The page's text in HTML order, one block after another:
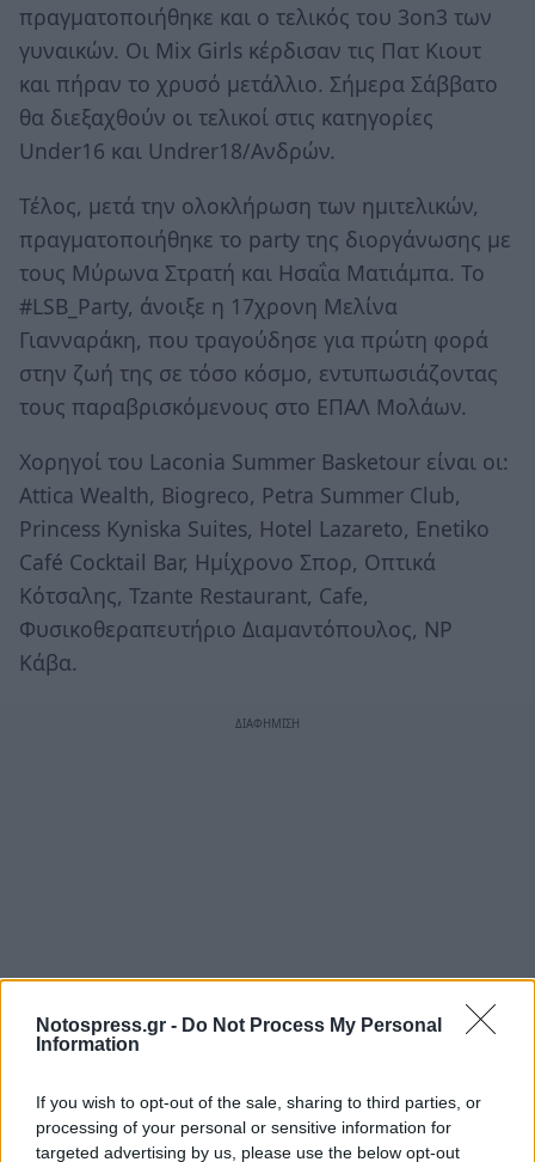
Notospress.gr - Do Not Process My Personal
Information
If you wish to opt-out of the sale, sharing to third parties, or
processing of your personal or sensitive information for
targeted advertising by us, please use the below opt-out
πραγματοποιήθηκε και ο τελικός του 3on3 των
γυναικών. Οι Mix Girls κέρδισαν τις Πατ Κιουτ
και πήραν το χρυσό μετάλλιο. Σήμερα Σάββατο
θα διεξαχθούν οι τελικοί στις κατηγορίες
Under16 και Undrer18/Ανδρών.
Τέλος, μετά την ολοκλήρωση των ημιτελικών,
πραγματοποιήθηκε το party της διοργάνωσης με
τους Μύρωνα Στρατή και Ησαΐα Ματιάμπα. Το
#LSB_Party, άνοιξε η 17χρονη Μελίνα
Γιανναράκη, που τραγούδησε για πρώτη φορά
στην ζωή της σε τόσο κόσμο, εντυπωσιάζοντας
τους παραβρισκόμενους στο ΕΠΑΛ Μολάων.
Χορηγοί του Laconia Summer Basketour είναι οι:
Attica Wealth, Biogreco, Petra Summer Club,
Princess Kyniska Suites, Hotel Lazareto, Enetiko
Café Cocktail Bar, Ημίχρονο Σπορ, Οπτικά
Κότσαλης, Tzante Restaurant, Cafe,
Φυσικοθεραπευτήριο Διαμαντόπουλος, ΝΡ
Κάβα.